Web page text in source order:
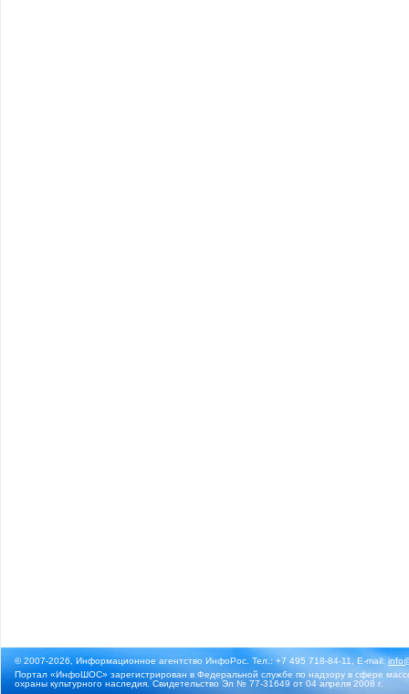
© 2007-2026, Информационное агентство ИнфоРос. Тел.: +7 495 718-84-11, E-mail:
Портал «ИнфоШОС» зарегистрирован в Федеральной службе по надзору в сфере
охраны культурного наследия. Свидетельство Эл № 77-31649 от 04 апреля 2008 г.